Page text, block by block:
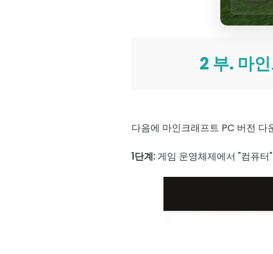
2 부. 마
다음에 마인크래프트 PC 버전
1단계: 게임 운영체제에서 "컴퓨터